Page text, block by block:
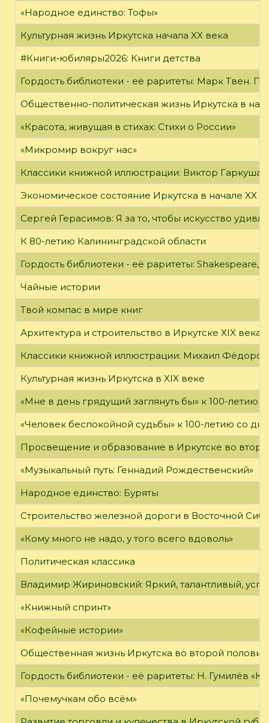
«Народное единство: Тофы»
Культурная жизнь Иркутска начала XX века
#Книги-юбиляры2026: Книги детства
Гордость библиотеки - её раритеты: Марк Твен.
Общественно-политическая жизнь Иркутска в
«Красота, живущая в стихах: Стихи о России»
«Микромир вокруг нас»
Классики книжной иллюстрации: Виктор Гаркуша
Экономическое состояние Иркутска в начале XX
Сергей Герасимов: Я за то, чтобы искусство
К 80-летию Калининградской области
Гордость библиотеки - её раритеты: Shakespeare,
Чайные истории
Твой компас в мире книг
Архитектура и строительство в Иркутске XIX века
Классики книжной иллюстрации: Михаил Фёдоров
Культурная жизнь Иркутска в XIX веке
«Мне в день грядущий заглянуть бы» к 100-летию
«Человек беспокойной судьбы» к 100-летию со
Просвещение и образование в Иркутске во
«Музыкальный путь: Геннадий Рождественский»
Народное единство: Буряты
Строительство железной дороги в Восточной
«Кому много не надо, у того всего вдоволь»
Политическая классика
Владимир Жириновский: Яркий, талантливый,
«Книжный спринт»
«Кофейные истории»
Общественная жизнь Иркутска во второй
Гордость библиотеки - её раритеты: Н. Гумилёв
«Почемучкам обо всём»